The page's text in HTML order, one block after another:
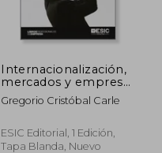
55%
dcto.
Internacionalización,
mercados y empresa
(Libros Profesionales)
Gregorio Cristóbal Carle
ESIC Editorial, 1 Edición,
Tapa Blanda, Nuevo